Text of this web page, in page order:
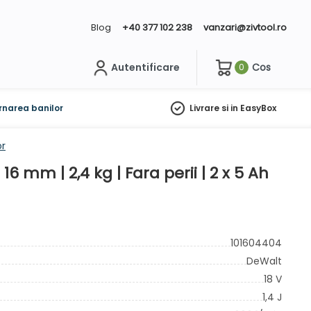
Blog +40 377 102 238 vanzari@zivtool.ro
Autentificare 0 Cos
banilor Livrare si in EasyBox
mm | 2,4 kg | Fara perii | 2 x 5 Ah
101604404
DeWalt
18 V
1,4 J